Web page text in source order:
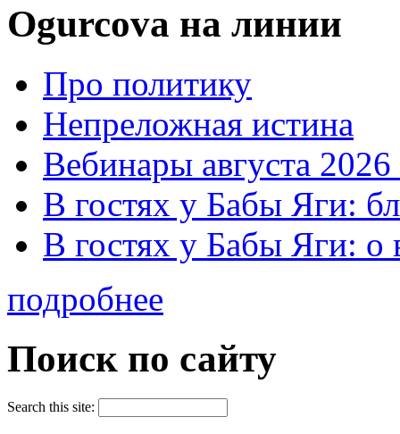
Ogurcova на линии
Про политику
Непреложная истина
Вебинары августа 2026
В гостях у Бабы Яги:
В гостях у Бабы Яги:
подробнее
Поиск по сайту
Search this site: